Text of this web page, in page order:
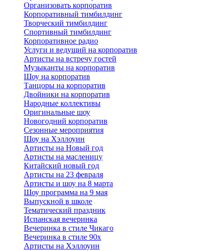
Организовать корпоратив
Корпоративный тимбилдинг
Творческий тимбилдинг
Спортивный тимбилдинг
Корпоративное радио
Услуги и ведущий на корпоратив
Артисты на встречу гостей
Музыканты на корпоратив
Шоу на корпоратив
Танцоры на корпоратив
Двойники на корпоратив
Народные коллективы
Оригинальные шоу
Новогодний корпоратив
Сезонные мероприятия
Шоу на Хэллоуин
Артисты на Новый год
Артисты на масленицу
Китайский новый год
Артисты на 23 февраля
Артисты и шоу на 8 марта
Шоу программа на 9 мая
Выпускной в школе
Тематический праздник
Испанская вечеринка
Вечеринка в стиле Чикаго
Вечеринка в стиле 90х
Артисты на Хэллоуин